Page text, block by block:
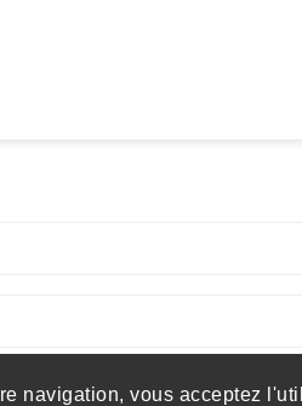
navigation, vous acceptez